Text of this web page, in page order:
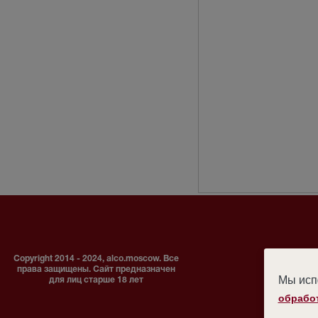
Copyright 2014 - 2024, alco.moscow. Все
права защищены. Сайт предназначен
для лиц старше 18 лет
Мы